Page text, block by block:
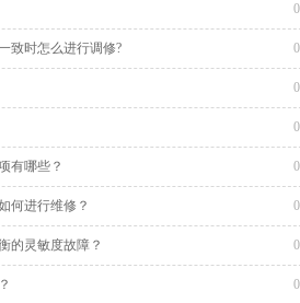
致时怎么进行调修?
有哪些？
何进行维修？
的灵敏度故障？
示不回零的解
断裂2、方
不好4、
5、仪表
示不稳定的因
处受潮
示不稳 ...